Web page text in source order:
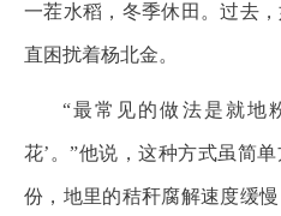
一茬水稻，冬季休田。过去
直困扰着杨北金。
“最常见的做法是就地
花’。”他说，这种方式虽简
份，地里的秸秆腐解速度缓